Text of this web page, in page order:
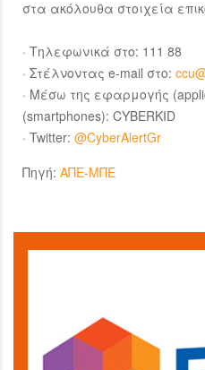
στα ακόλουθα στοιχεία
· Τηλεφωνικά στο: 111 88
· Στέλνοντας e-mail στο:
· Μέσω της εφαρμογής
(smartphones): CYBERKID
· Twitter: @CyberAlertGr
Πηγή: ΑΠΕ-ΜΠΕ